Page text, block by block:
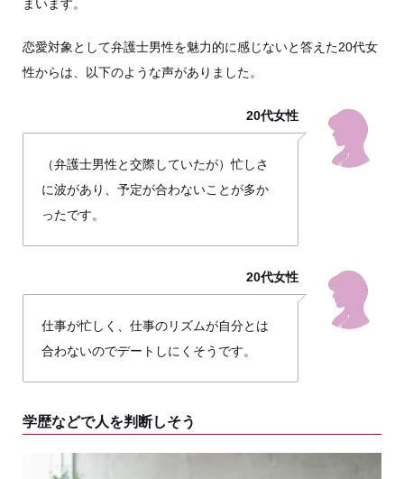
まいます。
恋愛対象として弁護士男性を魅力的に感じないと答えた20代女
性からは、以下のような声がありました。
20代女性
（弁護士男性と交際していたが）忙しさ
に波があり、予定が合わないことが多か
ったです。
20代女性
仕事が忙しく、仕事のリズムが自分とは
合わないのでデートしにくそうです。
学歴などで人を判断しそう